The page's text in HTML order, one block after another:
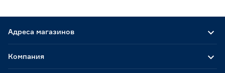
Адреса магазинов
Компания